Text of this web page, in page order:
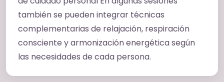
emocional * Sobrecarga mental * Bloqueos
energéticos * Dolores corporales y rigidez
muscular * Necesidad de relajación profunda y
equilibrio interior Cada sesión se realiza de
forma personalizada, adaptándose a las
necesidades de cada persona y creando un
también se pueden integrar técnicas
complementarias de relajación, respiración
consciente y armonización energética según
las necesidades de cada persona.